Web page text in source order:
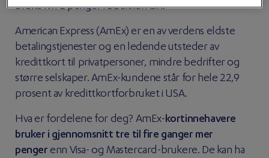
bruke MYE penger i butikken din.
American Express (AmEx) er en av verdens eldste
betalingstjenester og en ledende utsteder av
kredittkort til privatpersoner, mindre bedrifter og
større selskaper. AmEx-kundene står for hele 22,9
prosent av kredittkortforbruket i USA.
Hva er fordelene for deg? AmEx-kortinnehavere
bruker i gjennomsnitt tre til fire ganger mer
penger enn Visa- og Mastercard-brukere. De kan ha